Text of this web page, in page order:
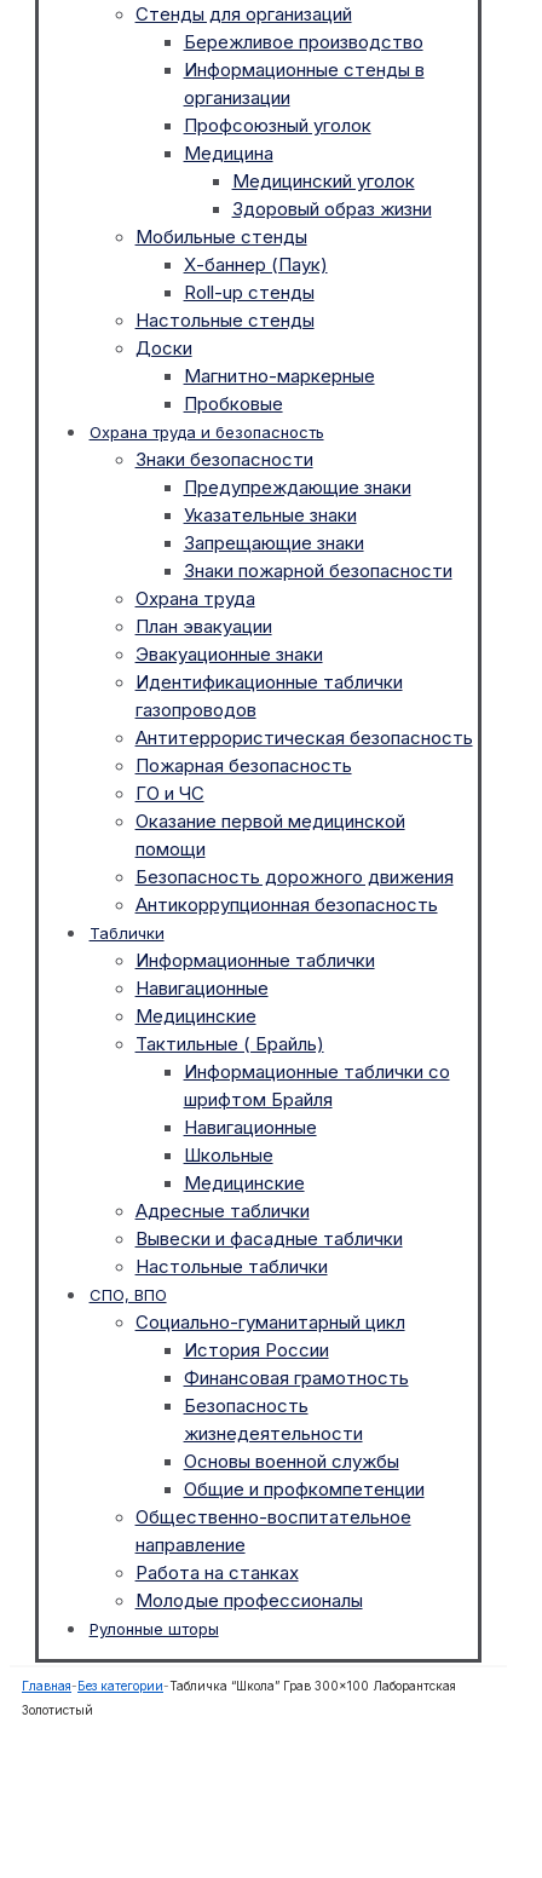
Стенды для организаций
Бережливое производство
Информационные стенды в
организации
Профсоюзный уголок
Медицина
Медицинский уголок
Здоровый образ жизни
Мобильные стенды
Х-баннер (Паук)
Roll-up стенды
Настольные стенды
Доски
Магнитно-маркерные
Пробковые
Охрана труда и безопасность
Знаки безопасности
Предупреждающие знаки
Указательные знаки
Запрещающие знаки
Знаки пожарной безопасности
Охрана труда
План эвакуации
Эвакуационные знаки
Идентификационные таблички
газопроводов
Антитеррористическая безопасность
Пожарная безопасность
ГО и ЧС
Оказание первой медицинской
помощи
Безопасность дорожного движения
Антикоррупционная безопасность
Таблички
Информационные таблички
Навигационные
Медицинские
Тактильные ( Брайль)
Информационные таблички со
шрифтом Брайля
Навигационные
Школьные
Медицинские
Адресные таблички
Вывески и фасадные таблички
Настольные таблички
СПО, ВПО
Социально-гуманитарный цикл
История России
Финансовая грамотность
Безопасность
жизнедеятельности
Основы военной службы
Общие и профкомпетенции
Общественно-воспитательное
направление
Работа на станках
Молодые профессионалы
Рулонные шторы
Главная- Без категории-Табличка “Школа” Грав 300×100 Лаборантская
Золотистый